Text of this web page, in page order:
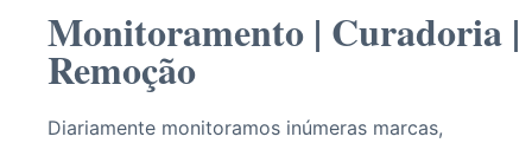
Monitoramento | Curadoria |
Remoção
Diariamente monitoramos inúmeras marcas,